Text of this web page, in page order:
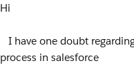
Hi
I have one doubt
process in salesforce